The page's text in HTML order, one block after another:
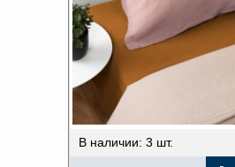
В наличии: 3 шт.